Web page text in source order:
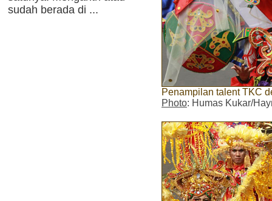
sudah berada di ...
Penampilan talent TKC
Photo: Humas Kukar/